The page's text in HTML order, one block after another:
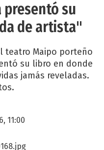
presentó su
de artista"
teatro Maipo porteño
su libro en donde
jamás reveladas.
11:00